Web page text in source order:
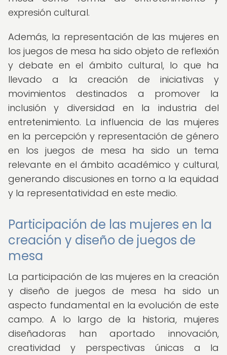
expresión cultural.
Además, la representación de las mujeres en
los juegos de mesa ha sido objeto de reflexión
y debate en el ámbito cultural, lo que ha
llevado a la creación de iniciativas y
movimientos destinados a promover la
inclusión y diversidad en la industria del
entretenimiento. La influencia de las mujeres
en la percepción y representación de género
en los juegos de mesa ha sido un tema
relevante en el ámbito académico y cultural,
generando discusiones en torno a la equidad
y la representatividad en este medio.
Participación de las mujeres en la
creación y diseño de juegos de
mesa
La participación de las mujeres en la creación
y diseño de juegos de mesa ha sido un
aspecto fundamental en la evolución de este
campo. A lo largo de la historia, mujeres
diseñadoras han aportado innovación,
creatividad y perspectivas únicas a la